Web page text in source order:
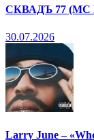
СКВАДЪ 77 (МС
30.07.2026
Larry June –